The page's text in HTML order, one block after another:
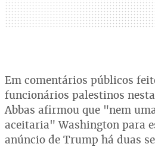
Em comentários públicos
funcionários palestinos
Abbas afirmou que "nem
aceitaria" Washington para
anúncio de Trump há duas